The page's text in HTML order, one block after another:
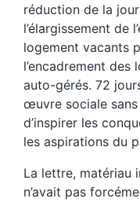
réduction de la
l’élargissement de
logement vacants
l’encadrement des
auto-gérés. 72
œuvre sociale
d’inspirer les
les aspirations du
La lettre, matériau
n’avait pas